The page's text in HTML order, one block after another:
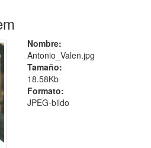
Nombre:
Antonio_Valen.jpg
Tamaño:
18.58Kb
Formato:
JPEG-bildo